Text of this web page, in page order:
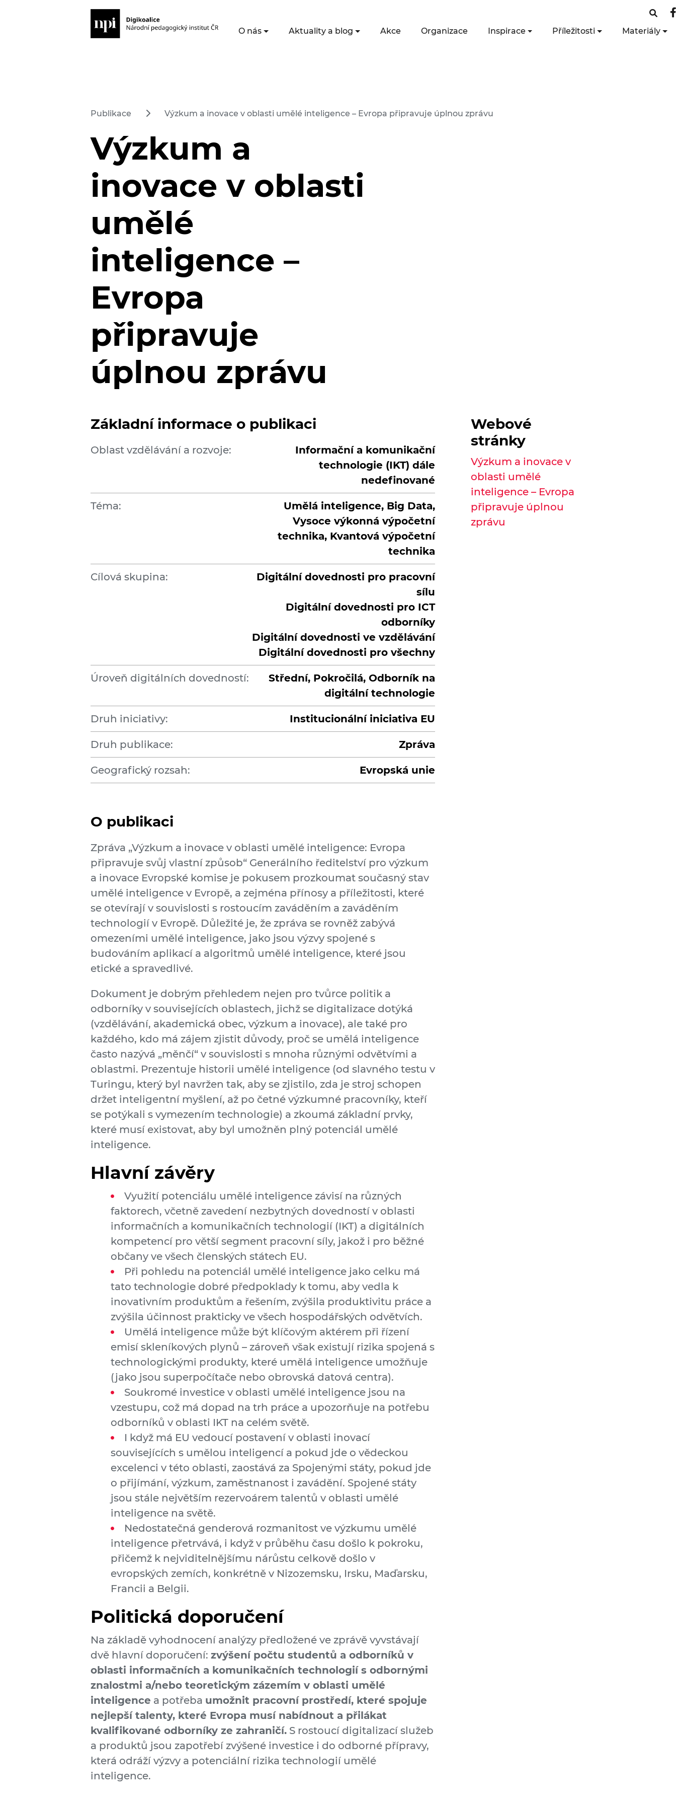
O nás Aktuality a blog Akce Organizace Inspirace Příležitosti Materiály
Publikace Výzkum a inovace v oblasti umělé inteligence – Evropa připravuje úplnou zprávu
Výzkum a
inovace v oblasti
umělé
inteligence –
Evropa
připravuje
úplnou zprávu
Základní informace o publikaci
Oblast vzdělávání a rozvoje:
Informační a komunikační
technologie (IKT) dále
nedefinované
Téma:
Umělá inteligence, Big Data,
Vysoce výkonná výpočetní
technika, Kvantová výpočetní
technika
Cílová skupina:
Digitální dovednosti pro pracovní
sílu
Digitální dovednosti pro ICT
odborníky
Digitální dovednosti ve vzdělávání
Digitální dovednosti pro všechny
Úroveň digitálních dovedností:
Střední, Pokročilá, Odborník na
digitální technologie
Druh iniciativy: Institucionální iniciativa EU
Druh publikace: Zpráva
Geografický rozsah: Evropská unie
O publikaci
Zpráva „Výzkum a inovace v oblasti umělé inteligence: Evropa
připravuje svůj vlastní způsob“ Generálního ředitelství pro výzkum
a inovace Evropské komise je pokusem prozkoumat současný stav
umělé inteligence v Evropě, a zejména přínosy a příležitosti, které
se otevírají v souvislosti s rostoucím zaváděním a zaváděním
technologií v Evropě. Důležité je, že zpráva se rovněž zabývá
omezeními umělé inteligence, jako jsou výzvy spojené s
budováním aplikací a algoritmů umělé inteligence, které jsou
etické a spravedlivé.
Dokument je dobrým přehledem nejen pro tvůrce politik a
odborníky v souvisejících oblastech, jichž se digitalizace dotýká
(vzdělávání, akademická obec, výzkum a inovace), ale také pro
každého, kdo má zájem zjistit důvody, proč se umělá inteligence
často nazývá „měnčí“ v souvislosti s mnoha různými odvětvími a
oblastmi. Prezentuje historii umělé inteligence (od slavného testu v
Turingu, který byl navržen tak, aby se zjistilo, zda je stroj schopen
držet inteligentní myšlení, až po četné výzkumné pracovníky, kteří
se potýkali s vymezením technologie) a zkoumá základní prvky,
které musí existovat, aby byl umožněn plný potenciál umělé
inteligence.
Hlavní závěry
Využití potenciálu umělé inteligence závisí na různých
faktorech, včetně zavedení nezbytných dovedností v oblasti
informačních a komunikačních technologií (IKT) a digitálních
kompetencí pro větší segment pracovní síly, jakož i pro běžné
občany ve všech členských státech EU.
Při pohledu na potenciál umělé inteligence jako celku má
tato technologie dobré předpoklady k tomu, aby vedla k
inovativním produktům a řešením, zvýšila produktivitu práce a
zvýšila účinnost prakticky ve všech hospodářských odvětvích.
Umělá inteligence může být klíčovým aktérem při řízení
emisí skleníkových plynů – zároveň však existují rizika spojená s
technologickými produkty, které umělá inteligence umožňuje
(jako jsou superpočítače nebo obrovská datová centra).
Soukromé investice v oblasti umělé inteligence jsou na
vzestupu, což má dopad na trh práce a upozorňuje na potřebu
odborníků v oblasti IKT na celém světě.
I když má EU vedoucí postavení v oblasti inovací
souvisejících s umělou inteligencí a pokud jde o vědeckou
excelenci v této oblasti, zaostává za Spojenými státy, pokud jde
o přijímání, výzkum, zaměstnanost i zavádění. Spojené státy
jsou stále největším rezervoárem talentů v oblasti umělé
inteligence na světě.
Nedostatečná genderová rozmanitost ve výzkumu umělé
inteligence přetrvává, i když v průběhu času došlo k pokroku,
přičemž k nejviditelnějšímu nárůstu celkově došlo v
evropských zemích, konkrétně v Nizozemsku, Irsku, Maďarsku,
Francii a Belgii.
Politická doporučení
Na základě vyhodnocení analýzy předložené ve zprávě vyvstávají
dvě hlavní doporučení: zvýšení počtu studentů a odborníků v
oblasti informačních a komunikačních technologií s odbornými
znalostmi a/nebo teoretickým zázemím v oblasti umělé
inteligence a potřeba umožnit pracovní prostředí, které spojuje
nejlepší talenty, které Evropa musí nabídnout a přilákat
kvalifikované odborníky ze zahraničí. S rostoucí digitalizací služeb
a produktů jsou zapotřebí zvýšené investice i do odborné přípravy,
která odráží výzvy a potenciální rizika technologií umělé
inteligence.
Webové
stránky
Výzkum a inovace v
oblasti umělé
inteligence – Evropa
připravuje úplnou
zprávu